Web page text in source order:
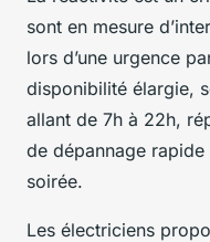
sont en mesure
lors d’une urgence
disponibilité élargie,
allant de 7h à 22h,
de dépannage
soirée.
Les électriciens